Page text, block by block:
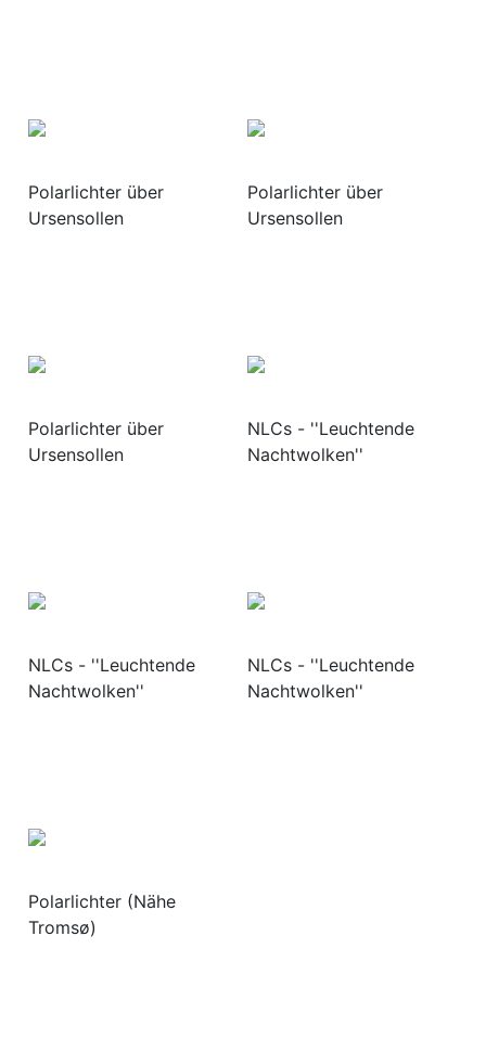
Polarlichter über
Ursensollen
Polarlichter über
Ursensollen
Polarlichter über
Ursensollen
NLCs - ''Leuchtende
Nachtwolken''
NLCs - ''Leuchtende
Nachtwolken''
NLCs - ''Leuchtende
Nachtwolken''
Polarlichter (Nähe
Tromsø)